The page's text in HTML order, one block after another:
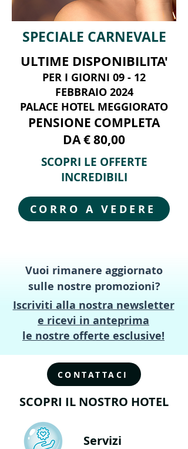
SPECIALE CARNEVALE
ULTIME DISPONIBILITA'
PER I GIORNI 09 - 12
FEBBRAIO 2024
PALACE HOTEL MEGGIORATO
PENSIONE COMPLETA
DA € 80,00
SCOPRI LE OFFERTE
INCREDIBILI
CORRO A VEDERE
Vuoi rimanere aggiornato
sulle nostre promozioni?
Iscriviti alla nostra newsletter
e ricevi in anteprima
le nostre offerte esclusive!
CONTATTACI
SCOPRI IL NOSTRO HOTEL
Servizi